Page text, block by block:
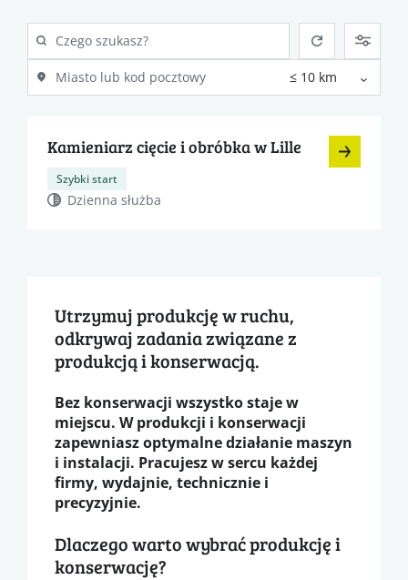
Kamieniarz cięcie i obróbka w Lille
Szybki start
Dzienna służba
Utrzymuj produkcję w ruchu,
odkrywaj zadania związane z
produkcją i konserwacją.
Bez konserwacji wszystko staje w
miejscu. W produkcji i konserwacji
zapewniasz optymalne działanie maszyn
i instalacji. Pracujesz w sercu każdej
firmy, wydajnie, technicznie i
precyzyjnie.
Dlaczego warto wybrać produkcję i
konserwację?